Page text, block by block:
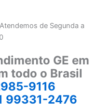
de Segunda a
GE em
todo o Brasil
9116
99331-2476